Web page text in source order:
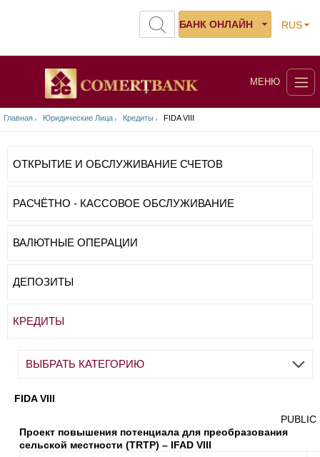
RUS
БАНК ОНЛАЙН
МЕНЮ
Главная Юридические Лица Кредиты FIDA VIII
ОТКРЫТИЕ И ОБСЛУЖИВАНИЕ СЧЕТОВ
РАСЧЁТНО - КАССОВОЕ ОБСЛУЖИВАНИЕ
ВАЛЮТНЫЕ ОПЕРАЦИИ
ДЕПОЗИТЫ
КРЕДИТЫ
ВЫБРАТЬ КАТЕГОРИЮ
FIDA VIII
PUBLIC
Проект повышения потенциала для преобразования
сельской местности (TRTP) – IFAD VIII